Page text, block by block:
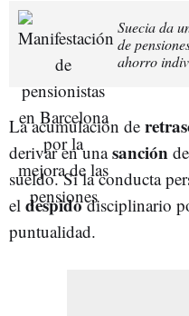
Suecia da
de
ahorro
La acumulación de
derivar en unasanción
sueldo. Si la conducta
el despidodisciplinario
puntualidad.